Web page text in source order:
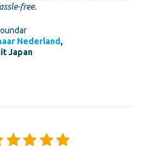
free.
Nederland ,
Japan